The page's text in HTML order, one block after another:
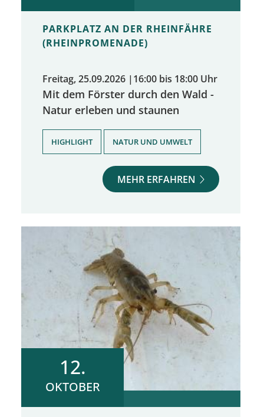
PARKPLATZ AN DER RHEINFÄHRE
(RHEINPROMENADE)
Freitag, 25.09.2026 | 16:00 bis 18:00 Uhr
Mit dem Förster durch den Wald -
Natur erleben und staunen
HIGHLIGHT NATUR UND UMWELT
MEHR ERFAHREN
12.
OKTOBER